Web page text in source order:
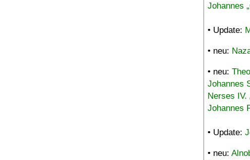
Johannes
• Update:
• neu:
• neu:
Johannes
Nerses IV.
Johannes
• Update:
• neu: